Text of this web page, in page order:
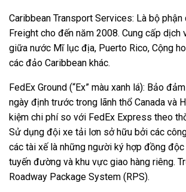
Caribbean Transport Services: Là bộ phận
Freight cho đến năm 2008. Cung cấp dịch
giữa nước Mĩ lục địa, Puerto Rico, Cộng
các đảo Caribbean khác.
FedEx Ground (“Ex” màu xanh lá): Bảo
ngày định trước trong lãnh thổ Canada và
kiệm chi phí so với FedEx Express theo
Sử dụng đội xe tải lơn sở hữu bởi các
các tài xế là những người ký hợp đồng
tuyến đường và khu vực giao hàng riêng.
Roadway Package System (RPS).